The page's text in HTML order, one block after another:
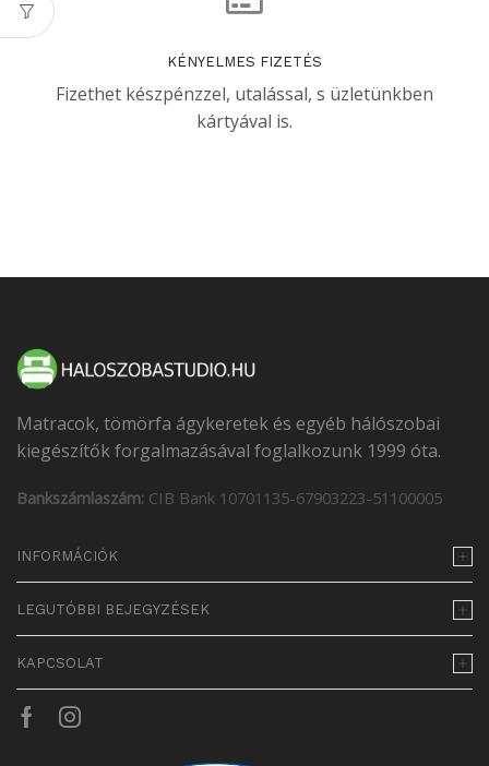
KÉNYELMES FIZETÉS
Fizethet készpénzzel, utalással, s üzletünkben
kártyával is.
Matracok, tömörfa ágykeretek és egyéb hálószobai
kiegészítők forgalmazásával foglalkozunk 1999 óta.
Bankszámlaszám: CIB Bank 10701135-67903223-51100005
INFORMÁCIÓK
LEGUTÓBBI BEJEGYZÉSEK
KAPCSOLAT
FacebookInstagram